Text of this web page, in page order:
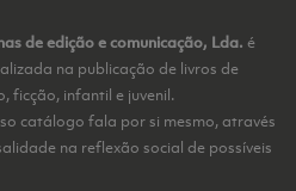
de edição e comunicação, Lda. é
na publicação de livros de
ficção, infantil e juvenil.
catálogo fala por si mesmo, através
na reflexão social de possíveis